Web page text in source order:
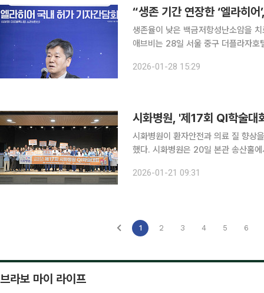
“생존 기간 연장한 ‘엘라히
생존율이 낮은 백금저항성난소암을 치
애브비는 28일 서울 중구 더플라자호
에 최초(first-in-class) 승인된 ADC
2026-01-28 15:29
시화병원, '제17회 QI학술
시화병원이 환자안전과 의료 질 향상
했다. 시화병원은 20일 본관 송산홀에서 '제17회 QI 학술대회'를 열었다고 21일 밝혔다. 이번 학술
표회에서는 △항생제 적정사용관리
2026-01-21 09:31
1 2 3 4 5 6
브라보 마이 라이프